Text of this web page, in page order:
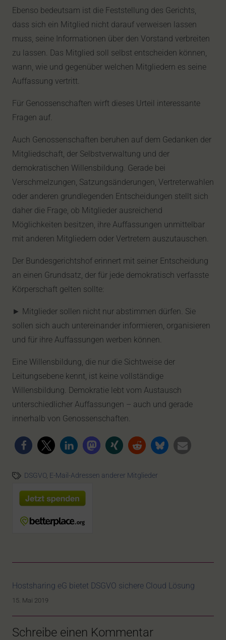
Ebenso bedeutsam ist die Feststellung des Gerichts,
dass sich ein Mitglied nicht darauf verweisen lassen
muss, seine Informationen über den Vorstand verbreiten
zu lassen. Das Mitglied soll selbst entscheiden können,
wann, wie und gegenüber welchen Mitgliedern es seine
Auffassung vertritt.
Für Genossenschaften wirft dieses Urteil interessante
Fragen auf.
Auch Genossenschaften beruhen auf dem Gedanken der
Mitgliedschaft, der Selbstverwaltung und der
demokratischen Willensbildung. Gerade bei
Verschmelzungen, Satzungsänderungen, Vertreterwahlen
oder anderen grundlegenden Entscheidungen stellt sich
daher die Frage, ob Mitglieder ausreichend
Möglichkeiten besitzen, ihre Auffassungen unmittelbar
mit anderen Mitgliedern oder Vertretern auszutauschen.
Der Bundesgerichtshof erinnert mit seiner Entscheidung
an einen Grundsatz, der für jede demokratisch verfasste
Körperschaft gelten sollte:
► Mitglieder sollen nicht nur abstimmen dürfen. Sie
sollen sich auch untereinander informieren, organisieren
und für ihre Auffassungen werben können.
Eine Willensbildung, die nur die Sichtweise der
Leitungsebene kennt, ist keine vollständige
Willensbildung. Demokratie lebt vom Austausch
unterschiedlicher Auffassungen – auch und gerade
innerhalb von Genossenschaften.
DSGVO, E-Mail-Adressen anderer Mitglieder
Hostsharing eG bietet DSGVO sichere Cloud Lösung
15. Mai 2019
Schreibe einen Kommentar